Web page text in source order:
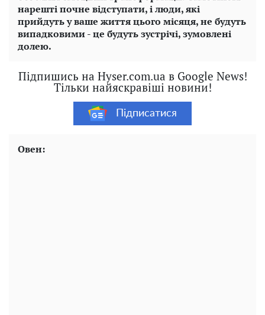
нарешті почне відступати, і люди, які
прийдуть у ваше життя цього місяця, не будуть
випадковими - це будуть зустрічі, зумовлені
долею.
Підпишись на Hyser.com.ua в Google News!
Тільки найяскравіші новини!
Підписатися
Овен: